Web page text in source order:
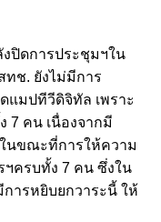
ปิดการประชุมฯใน
ทช. ยังไม่มีการ
แมปทีวีดิจิทัล เพราะ
7 คน เนื่องจากมี
นขณะที่การให้ความ
ฯครบทั้ง 7 คน ซึ่งใน
ารหยิบยกวาระนี้ ให้